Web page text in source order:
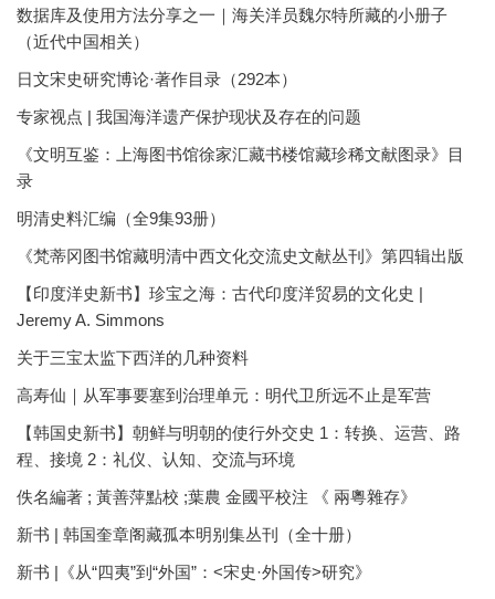
数据库及使用方法分享之一｜海关洋员魏尔特所藏的小册子
（近代中国相关）
日文宋史研究博论·著作目录（292本）
专家视点 | 我国海洋遗产保护现状及存在的问题
《文明互鉴：上海图书馆徐家汇藏书楼馆藏珍稀文献图录》目
录
明清史料汇编（全9集93册）
《梵蒂冈图书馆藏明清中西文化交流史文献丛刊》第四辑出版
【印度洋史新书】珍宝之海：古代印度洋贸易的文化史 |
Jeremy A. Simmons
关于三宝太监下西洋的几种资料
高寿仙｜从军事要塞到治理单元：明代卫所远不止是军营
【韩国史新书】朝鲜与明朝的使行外交史 1：转换、运营、路
程、接境 2：礼仪、认知、交流与环境
佚名編著 ; 黃善萍點校 ;葉農 金國平校注 《 兩粵雜存》
新书 | 韩国奎章阁藏孤本明别集丛刊（全十册）
新书 |《从“四夷”到“外国”：<宋史·外国传>研究》